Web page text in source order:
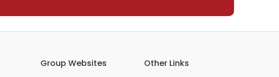
Group Websites
Other Links